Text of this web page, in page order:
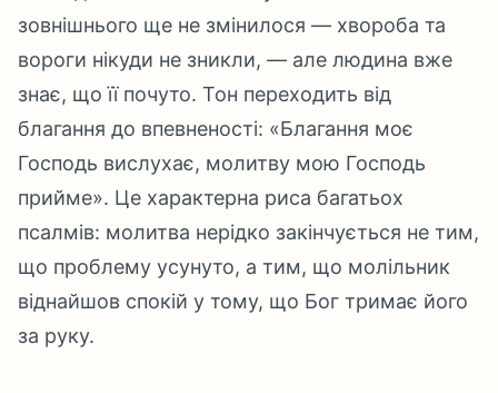
зовнішнього ще не змінилося — хвороба та
вороги нікуди не зникли, — але людина вже
знає, що її почуто. Тон переходить від
благання до впевненості: «Благання моє
Господь вислухає, молитву мою Господь
прийме». Це характерна риса багатьох
псалмів: молитва нерідко закінчується не тим,
що проблему усунуто, а тим, що молільник
віднайшов спокій у тому, що Бог тримає його
за руку.